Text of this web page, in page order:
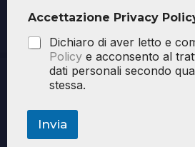
Accettazione Privacy
Dichiaro di aver letto e
Policy e acconsento al
dati personali secondo
stessa.
Invia